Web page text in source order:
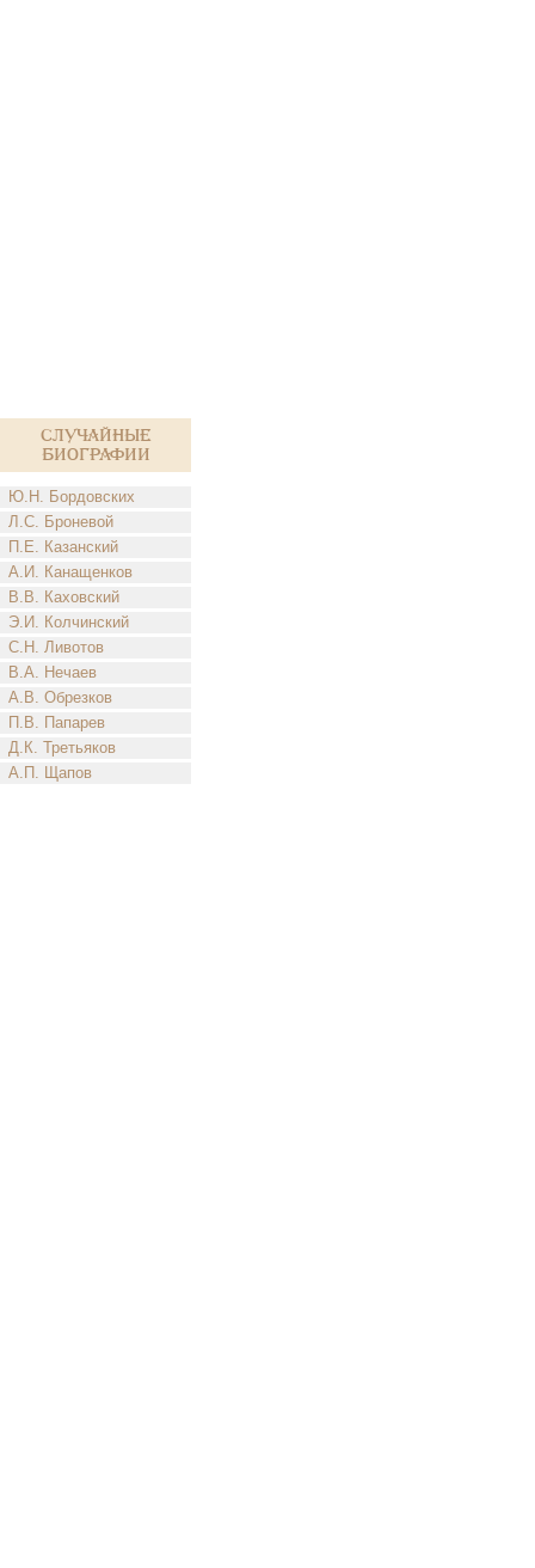
Случайные
биографии
Ю.Н. Бордовских
Л.С. Броневой
П.Е. Казанский
А.И. Канащенков
В.В. Каховский
Э.И. Колчинский
С.Н. Ливотов
В.А. Нечаев
А.В. Обрезков
П.В. Папарев
Д.К. Третьяков
А.П. Щапов